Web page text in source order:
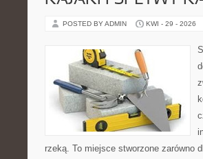
POSTED BY ADMIN KWI - 29 - 2026
rzeką. To miejsce stworzone zarówno